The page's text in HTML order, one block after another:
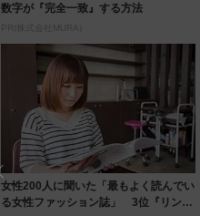
数字が『完全一致』する方法
PR(株式会社MURA)
女性200人に聞いた「最もよく読んでい
る女性ファッション誌」 3位『リンネ